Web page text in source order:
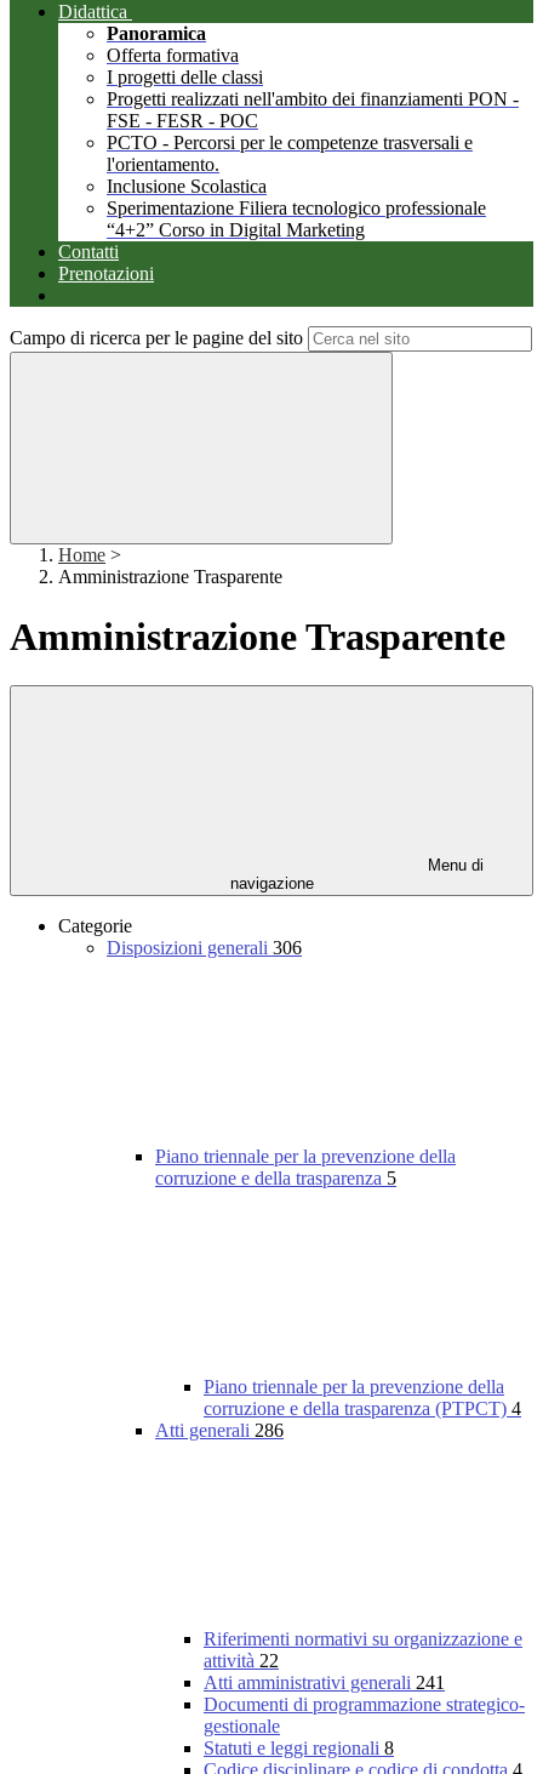
Didattica
Panoramica
Offerta formativa
I progetti delle classi
Progetti realizzati nell'ambito dei finanziamenti PON -
FSE - FESR - POC
PCTO - Percorsi per le competenze trasversali e
l'orientamento.
Inclusione Scolastica
Sperimentazione Filiera tecnologico professionale
“4+2” Corso in Digital Marketing
Contatti
Prenotazioni
Campo di ricerca per le pagine del sito
Home >
Amministrazione Trasparente
Amministrazione Trasparente
Menu di
navigazione
Categorie
Disposizioni generali 306
Piano triennale per la prevenzione della
corruzione e della trasparenza 5
Piano triennale per la prevenzione della
corruzione e della trasparenza (PTPCT) 4
Atti generali 286
Riferimenti normativi su organizzazione e
attività 22
Atti amministrativi generali 241
Documenti di programmazione strategico-
gestionale
Statuti e leggi regionali 8